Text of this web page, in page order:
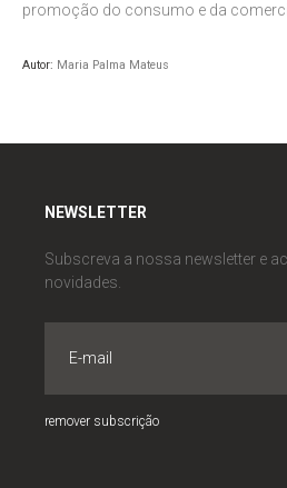
promoção do consumo e da
Autor: Maria Palma Mateus
NEWSLETTER
Subscreva a nossa newsletter e
novidades.
remover subscrição